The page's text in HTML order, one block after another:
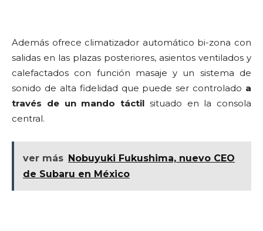
Además ofrece climatizador automático bi-zona con
salidas en las plazas posteriores, asientos ventilados y
calefactados con función masaje y un sistema de
sonido de alta fidelidad que puede ser controlado a
través de un mando táctil situado en la consola
central.
ver más Nobuyuki Fukushima, nuevo CEO
de Subaru en México